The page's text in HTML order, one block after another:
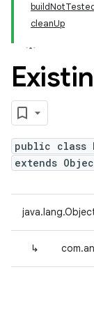
cleanUp
public class
extends
↳